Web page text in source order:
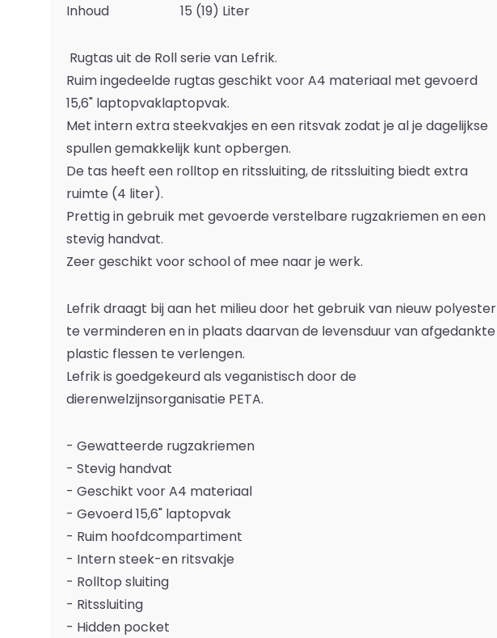
Inhoud
15 (19) Liter
Rugtas uit de Roll serie van Lefrik.
Ruim ingedeelde rugtas geschikt voor A4 materiaal met gevoerd
15,6" laptopvaklaptopvak.
Met intern extra steekvakjes en een ritsvak zodat je al je dagelijkse
spullen gemakkelijk kunt opbergen.
De tas heeft een rolltop en ritssluiting, de ritssluiting biedt extra
ruimte (4 liter).
Prettig in gebruik met gevoerde verstelbare rugzakriemen en een
stevig handvat.
Zeer geschikt voor school of mee naar je werk.
Lefrik draagt bij aan het milieu door het gebruik van nieuw polyester
te verminderen en in plaats daarvan de levensduur van afgedankte
plastic flessen te verlengen.
Lefrik is goedgekeurd als veganistisch door de
dierenwelzijnsorganisatie PETA.
- Gewatteerde rugzakriemen
- Stevig handvat
- Geschikt voor A4 materiaal
- Gevoerd 15,6" laptopvak
- Ruim hoofdcompartiment
- Intern steek-en ritsvakje
- Rolltop sluiting
- Ritssluiting
- Hidden pocket